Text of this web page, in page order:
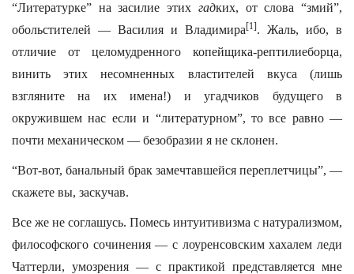
“Литературке” на засилие этих гадких, от слова “змий”,
обольстителей — Василия и Владимира[1]. Жаль, ибо, в
отличие от целомудренного копейщика-рептилиеборца,
винить этих несомненных властителей вкуса (лишь
взгляните на их имена!) и угадчиков будущего в
окружившем нас если и “литературном”, то все равно —
почти механическом — безобразии я не склонен.
“Вот-вот, банальный брак замечтавшейся переплетчицы”, —
скажете вы, заскучав.
Все же не соглашусь. Помесь интуитивизма с натурализмом,
философского сочинения — с лоуренсовским хахалем леди
Чаттерли, умозрения — с практикой представляется мне